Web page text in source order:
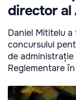
director al
Daniel Mititelu
concursului
de
Reglementare